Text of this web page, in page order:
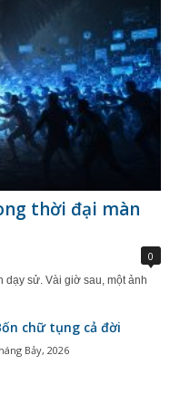
thời đại màn
0
dạy sử. Vài giờ sau, một ảnh
chữ tụng cả đời
Bảy, 2026